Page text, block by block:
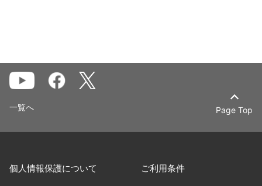
Page Top
一覧へ
個人情報保護について ご利用条件